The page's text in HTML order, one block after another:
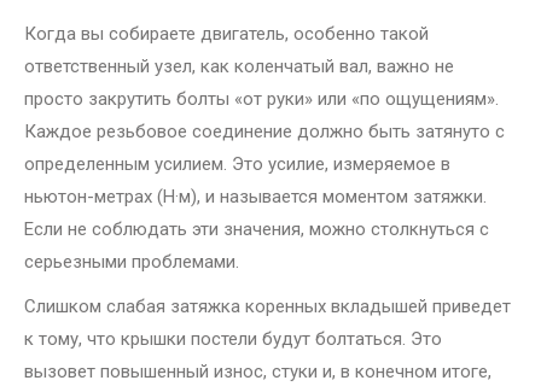
Когда вы собираете двигатель, особенно такой
ответственный узел, как коленчатый вал, важно не
просто закрутить болты «от руки» или «по ощущениям».
Каждое резьбовое соединение должно быть затянуто с
определенным усилием. Это усилие, измеряемое в
ньютон-метрах (Н·м), и называется моментом затяжки.
Если не соблюдать эти значения, можно столкнуться с
серьезными проблемами.
Слишком слабая затяжка коренных вкладышей приведет
к тому, что крышки постели будут болтаться. Это
вызовет повышенный износ, стуки и, в конечном итоге,